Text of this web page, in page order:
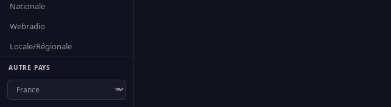
Nationale
Webradio
Locale/Régionale
AUTRE PAYS